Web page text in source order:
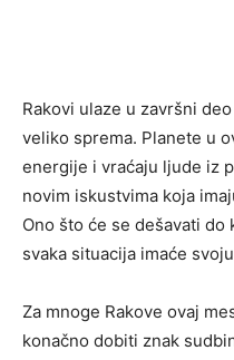
Rakovi ulaze u završni
veliko sprema. Planete u
energije i vraćaju ljude iz
novim iskustvima koja
Ono što će se dešavati
svaka situacija imaće
Za mnoge Rakove ovaj
konačno dobiti znak